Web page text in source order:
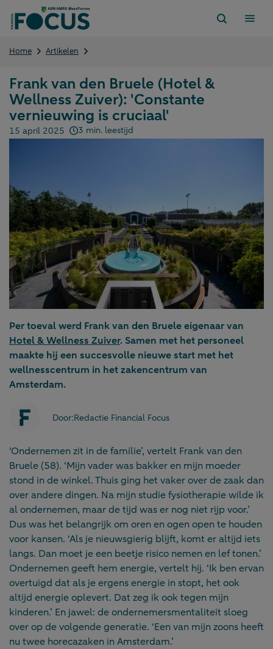
naar
Home Artikelen
Bruele
(Hotel
Wellness
Zuiver):
Frank van den Bruele (Hotel &
Wellness Zuiver): 'Constante
vernieuwing is cruciaal'
Gepubliceerd op:
15 april 2025 3 min. leestijd
Per toeval werd Frank van den Bruele eigenaar van
Hotel & Wellness Zuiver. Samen met het personeel
maakte hij een succesvolle nieuwe start met het
wellnesscentrum in het zakencentrum van
Amsterdam.
Door:Redactie Financial Focus
'Ondernemen zit in de familie’, vertelt Frank van den
Bruele (58). ‘Mijn vader was bakker en mijn moeder
stond in de winkel. Thuis ging het vaker over de zaak dan
over andere dingen. Na mijn studie fysiotherapie wilde ik
al ondernemen, maar de tijd was er nog niet rijp voor.’
Dus was het belangrijk om oren en ogen open te houden
voor kansen. ‘Als je nieuwsgierig blijft, komt er altijd iets
langs. Dan moet je een beetje risico nemen en lef tonen.’
Ondernemen geeft hem energie, vertelt hij. ‘Ik ben ervan
overtuigd dat als je ergens energie in stopt, het ook
altijd energie oplevert. Dat zeg ik ook tegen mijn
kinderen.’ En jawel: de ondernemersmentaliteit sloeg
over op de volgende generatie. ‘Een van mijn zoons heeft
nu twee horecazaken in Amsterdam.’